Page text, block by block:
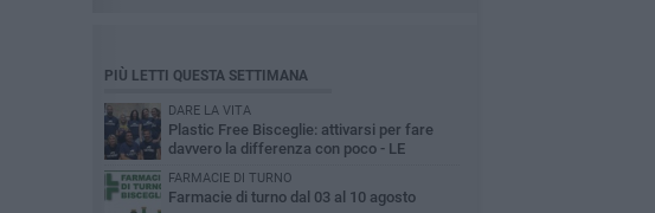
PIÙ LETTI QUESTA SETTIMANA
DARE LA VITA
Plastic Free Bisceglie: attivarsi per fare
davvero la differenza con poco - LE
FARMACIE DI TURNO
Farmacie di turno dal 03 al 10 agosto